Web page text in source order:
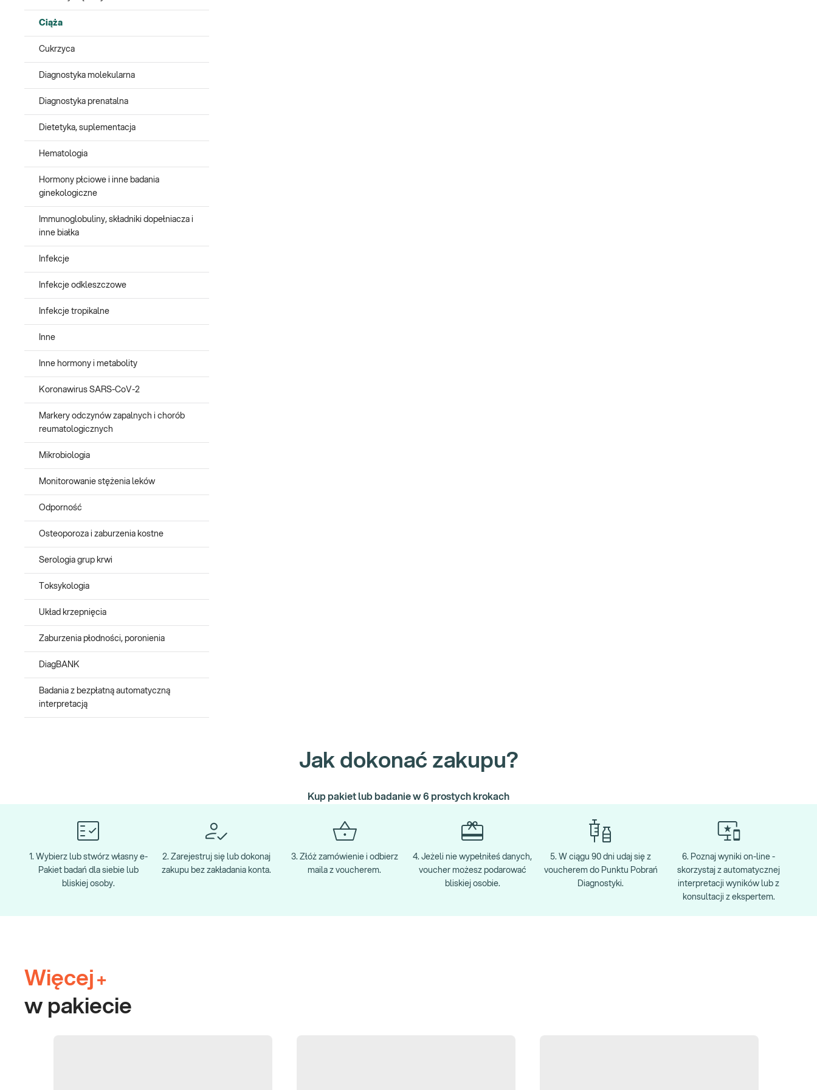
Ciąża
Cukrzyca
Diagnostyka molekularna
Diagnostyka prenatalna
Dietetyka, suplementacja
Hematologia
Hormony płciowe i inne badania
ginekologiczne
Immunoglobuliny, składniki dopełniacza i
inne białka
Infekcje
Infekcje odkleszczowe
Infekcje tropikalne
Inne
Inne hormony i metabolity
Koronawirus SARS-CoV-2
Markery odczynów zapalnych i chorób
reumatologicznych
Mikrobiologia
Monitorowanie stężenia leków
Odporność
Osteoporoza i zaburzenia kostne
Serologia grup krwi
Toksykologia
Układ krzepnięcia
Zaburzenia płodności, poronienia
DiagBANK
Badania z bezpłatną automatyczną
interpretacją
Jak dokonać zakupu?
Kup pakiet lub badanie w 6 prostych krokach
1. Wybierz lub stwórz własny e-
Pakiet badań dla siebie lub
bliskiej osoby.
2. Zarejestruj się lub dokonaj
zakupu bez zakładania konta.
3. Złóż zamówienie i odbierz
maila z voucherem.
4. Jeżeli nie wypełniłeś danych,
voucher możesz podarować
bliskiej osobie.
5. W ciągu 90 dni udaj się z
voucherem do Punktu Pobrań
Diagnostyki.
6. Poznaj wyniki on-line -
skorzystaj z automatycznej
interpretacji wyników lub z
konsultacji z ekspertem.
Więcej +
w pakiecie